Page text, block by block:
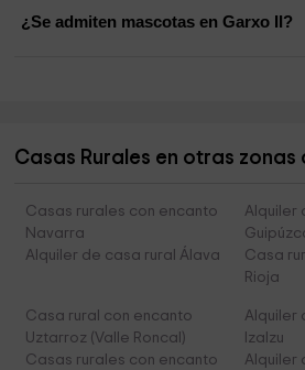
¿Se admiten mascotas en Garxo II?
Casas Rurales en otras zonas
Casas rurales con encanto
Navarra
Alquiler
Alquiler de casa rural Álava
Casa
Rioja
Casa rural con encanto
Uztarroz (Valle Roncal)
Alquiler
Izalzu
Casas rurales con encanto
Alquiler